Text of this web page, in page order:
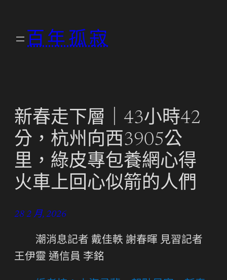
百年孤寂
新春走下層｜43小時42
分，杭州向西3905公
里，綠皮專包養網心得
火車上回心似箭的人們
28 2 月, 2026
潮消息記者 戴佳軼 謝春暉 見習記者
王伊靈 通信員 李銘